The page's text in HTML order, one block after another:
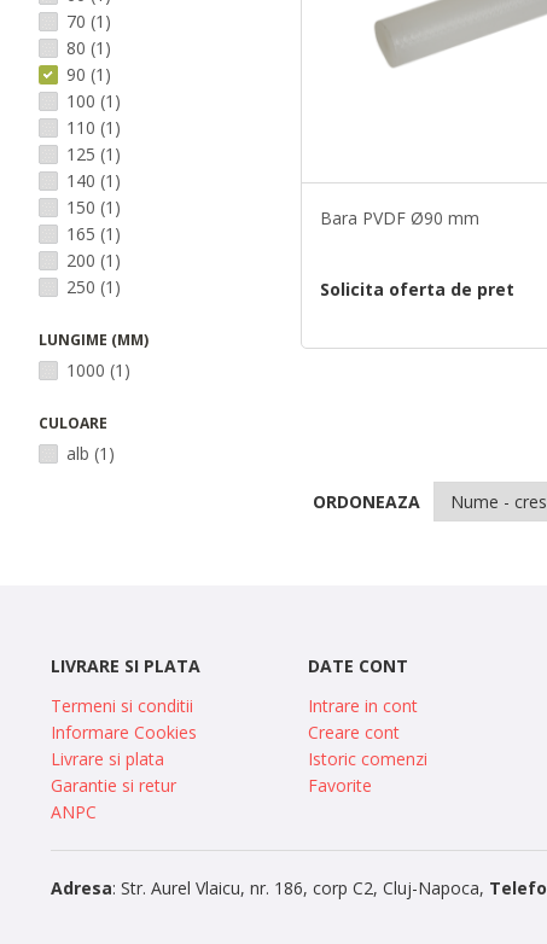
70 (1)
80 (1)
90 (1)
100 (1)
110 (1)
125 (1)
140 (1)
150 (1)
165 (1)
200 (1)
250 (1)
LUNGIME (MM)
1000 (1)
CULOARE
alb (1)
Bara PVDF Ø90 mm
Solicita oferta de pret
ORDONEAZA
LIVRARE SI PLATA
Termeni si conditii
Informare Cookies
Livrare si plata
Garantie si retur
ANPC
DATE CONT
Intrare in cont
Creare cont
Istoric comenzi
Favorite
Adresa: Str. Aurel Vlaicu, nr. 186, corp C2, Cluj-Napoca,